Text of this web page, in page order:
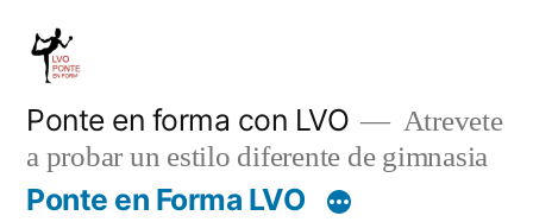
Saltar
contenido
Ponte en forma con LVO
Atrevete
a probar un estilo diferente de gimnasia
Ponte en Forma LVO